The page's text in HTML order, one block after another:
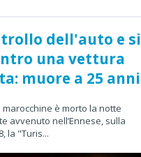
dell'auto e si
una vettura
muore a 25 anni
è morto la notte
avvenuto nell’Ennese, sulla
la "Turis...